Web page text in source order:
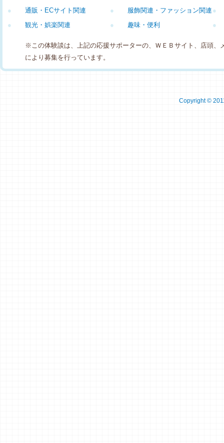
通販・ECサイト関連
● 服飾関連・ファッション関連
●
●
観光・娯楽関連
● 趣味・便利
● ●
※この体験談は、上記の応援サポーターの、ＷＥＢサイト、店頭、
により募集を行っています。
Copyright ©